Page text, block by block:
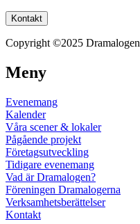
Kontakt
Copyright ©2025 Dramalogen
Meny
Evenemang
Kalender
Våra scener & lokaler
Pågående projekt
Företagsutveckling
Tidigare evenemang
Vad är Dramalogen?
Föreningen Dramalogerna
Verksamhetsberättelser
Kontakt